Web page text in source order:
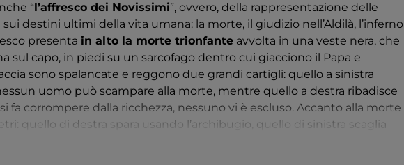
“l’affresco dei Novissimi”, ovvero, della rappresentazione delle
destini ultimi della vita umana: la morte, il giudizio nell’Aldilà, l’inferno
presenta in alto la morte trionfante avvolta in una veste nera, che
sul capo, in piedi su un sarcofago dentro cui giacciono il Papa e
sono spalancate e reggono due grandi cartigli: quello a sinistra
uomo può scampare alla morte, mentre quello a destra ribadisce
fa corrompere dalla ricchezza, nessuno vi è escluso. Accanto alla morte
quello di destra spara usando l’archibugio, quello di sinistra scaglia